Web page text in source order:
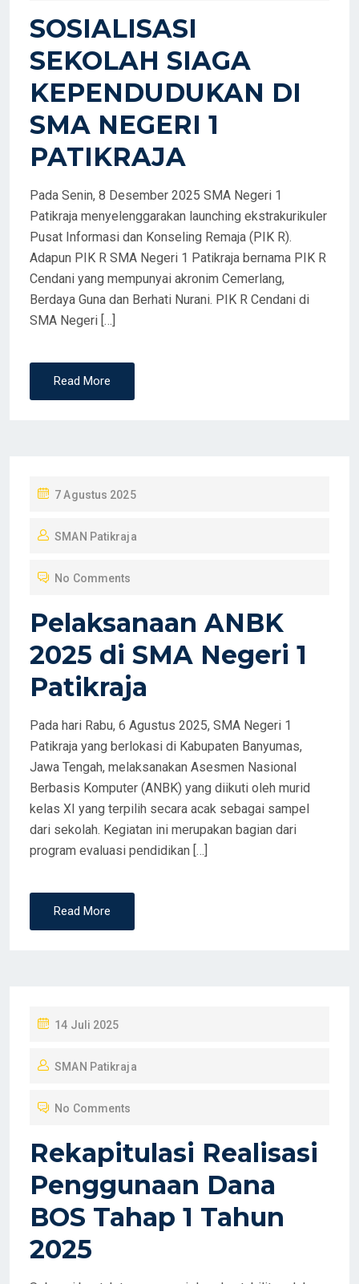
O
N
SOSIALISASI
SEKOLAH SIAGA
KEPENDUDUKAN DI
SMA NEGERI 1
PATIKRAJA
Pada Senin, 8 Desember 2025 SMA Negeri 1
Patikraja menyelenggarakan launching ekstrakurikuler
Pusat Informasi dan Konseling Remaja (PIK R).
Adapun PIK R SMA Negeri 1 Patikraja bernama PIK R
Cendani yang mempunyai akronim Cemerlang,
Berdaya Guna dan Berhati Nurani. PIK R Cendani di
SMA Negeri […]
Read More
P
S
E
O
N
7 Agustus 2025
SMAN Patikraja
No Comments
Pelaksanaan ANBK
2025 di SMA Negeri 1
Patikraja
Pada hari Rabu, 6 Agustus 2025, SMA Negeri 1
Patikraja yang berlokasi di Kabupaten Banyumas,
Jawa Tengah, melaksanakan Asesmen Nasional
Berbasis Komputer (ANBK) yang diikuti oleh murid
kelas XI yang terpilih secara acak sebagai sampel
dari sekolah. Kegiatan ini merupakan bagian dari
program evaluasi pendidikan […]
Read More
P
S
E
O
N
14 Juli 2025
SMAN Patikraja
No Comments
Rekapitulasi Realisasi
Penggunaan Dana
BOS Tahap 1 Tahun
2025